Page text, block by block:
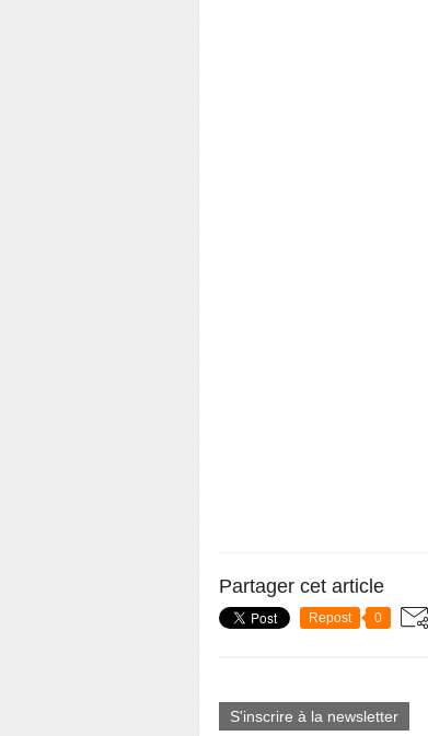
Partager cet article
Repost 0
S'inscrire à la newsletter